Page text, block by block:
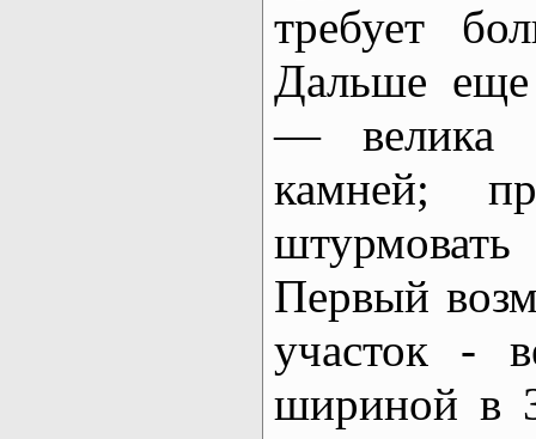
требует
Дальше еще
— велика
камней;
Первый
участок -
шириной в